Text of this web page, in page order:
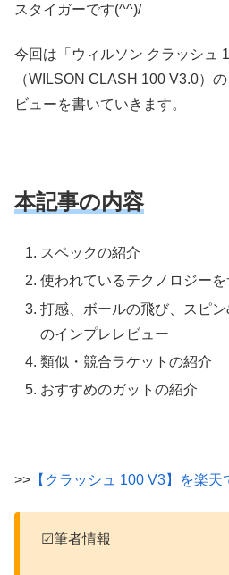
スタイガーです(^^)/
今回は「ウィルソン クラッシュ
（WILSON CLASH 100 V3.0）
ビューを書いていきます。
本記事の内容
スペックの紹介
使われているテクノロジー
打感、ボールの飛び、スピ
のインプレレビュー
類似・競合ラケットの紹介
おすすめのガットの紹介
>> 【クラッシュ 100 V3】を楽天
☑筆者情報